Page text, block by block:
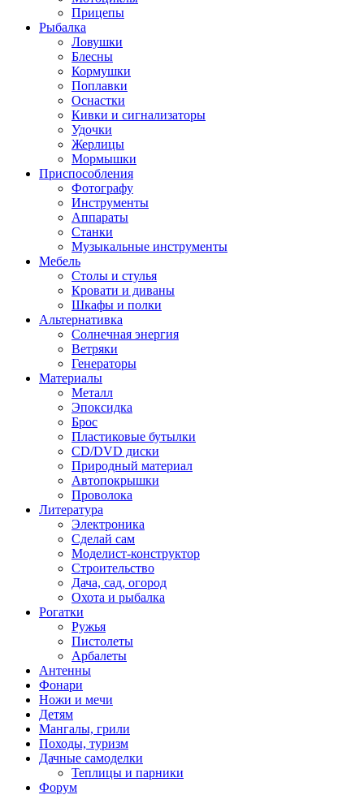
Прицепы
Рыбалка
Ловушки
Блесны
Кормушки
Поплавки
Оснастки
Кивки и сигнализаторы
Удочки
Жерлицы
Мормышки
Приспособления
Фотографу
Инструменты
Аппараты
Станки
Музыкальные инструменты
Мебель
Столы и стулья
Кровати и диваны
Шкафы и полки
Альтернативка
Солнечная энергия
Ветряки
Генераторы
Материалы
Металл
Эпоксидка
Брос
Пластиковые бутылки
CD/DVD диски
Природный материал
Автопокрышки
Проволока
Литература
Электроника
Сделай сам
Моделист-конструктор
Строительство
Дача, сад, огород
Охота и рыбалка
Рогатки
Ружья
Пистолеты
Арбалеты
Антенны
Фонари
Ножи и мечи
Детям
Мангалы, грили
Походы, туризм
Дачные самоделки
Теплицы и парники
Форум